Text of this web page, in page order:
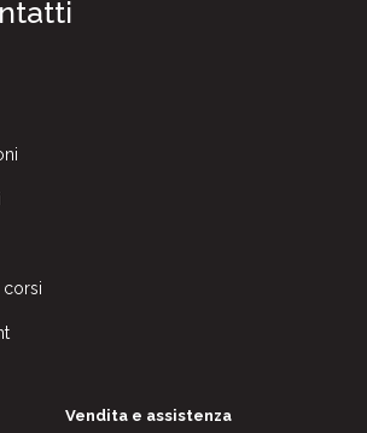
corsi
Vendita e assistenza